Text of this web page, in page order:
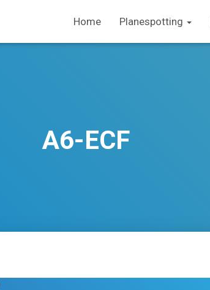
Home Planespotting
A6-ECF